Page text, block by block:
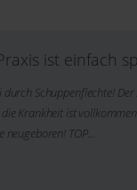
ist einfach
durch Schuppenflechte!
Krankheit ist
TOP...